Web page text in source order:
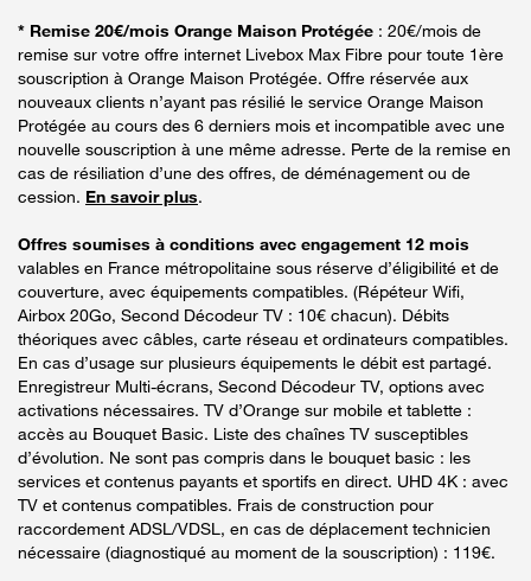
* Remise 20€/mois Orange Maison Protégée : 20€/mois de
remise sur votre offre internet Livebox Max Fibre pour toute 1ère
souscription à Orange Maison Protégée. Offre réservée aux
nouveaux clients n’ayant pas résilié le service Orange Maison
Protégée au cours des 6 derniers mois et incompatible avec une
nouvelle souscription à une même adresse. Perte de la remise en
cas de résiliation d’une des offres, de déménagement ou de
cession. En savoir plus.
Offres soumises à conditions avec engagement 12 mois
valables en France métropolitaine sous réserve d’éligibilité et de
couverture, avec équipements compatibles. (Répéteur Wifi,
Airbox 20Go, Second Décodeur TV : 10€ chacun). Débits
théoriques avec câbles, carte réseau et ordinateurs compatibles.
En cas d’usage sur plusieurs équipements le débit est partagé.
Enregistreur Multi-écrans, Second Décodeur TV, options avec
activations nécessaires. TV d’Orange sur mobile et tablette :
accès au Bouquet Basic. Liste des chaînes TV susceptibles
d’évolution. Ne sont pas compris dans le bouquet basic : les
services et contenus payants et sportifs en direct. UHD 4K : avec
TV et contenus compatibles. Frais de construction pour
raccordement ADSL/VDSL, en cas de déplacement technicien
nécessaire (diagnostiqué au moment de la souscription) : 119€.